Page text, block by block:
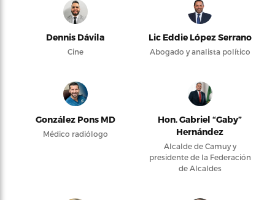
Dennis Dávila
Cine
Lic Eddie López Serrano
Abogado y analista político
González Pons MD
Médico radiólogo
Hon. Gabriel “Gaby”
Hernández
Alcalde de Camuy y
presidente de la Federación
de Alcaldes